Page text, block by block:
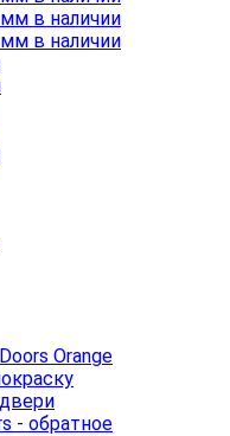
в наличии
в наличии
Orange
- обратное